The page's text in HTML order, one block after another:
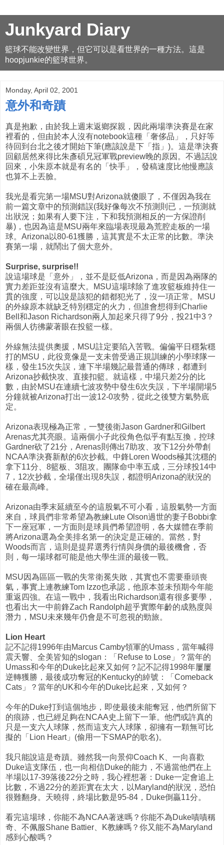
Junkyard Diary
籃球不能改變世界，但它可以是看世界的一種方法。這是
hoopjunkie的籃球世界。
Monday, April 02, 2001
意外和奇蹟
真是抱歉，由於我上週末返鄉探親，因此兩場準決賽是在家
裡看的，但由於本人沒有notebook這種「奢侈品」，只好等
待回到台北之後才開始下筆(應該說是下「指」)。這是準決賽
回顧居然來得比朱彥碩兄冠軍戰preview晚的原因。不過話說
回來，小朱原本就是有名的「快手」，發稿速度比他慢應該
也算不上丟臉。
我光是看完第一場MSU對Arizona就傻眼了，不僅因為我在
前一篇文章中的預測錯誤(我好像每次不預測則已，一預測就
出狀況；如果有人要下注，下和我預測相反的一方保證削
暴)，也因為這是MSU兩年來臨場表現最為荒腔走板的一場
球。Arizona以80-61獲勝，這其實是不太正常的比數。準決
賽第一場，就鬧出了個大意外。
Surprise, surprise!!
說這場球是「意外」，並不是貶低Arizona，而是因為兩隊的
實力差距並沒有這麼大。MSU這場球除了進攻籃板維持住一
貫的強度，可以說是該犯的錯都犯光了，沒一項正常。MSU
的外線原本就缺乏特別穩定的火力，但誰會想得到Charlie
Bell和Jason Richardson兩人加起來只得了9分，投21中3？
兩個人彷彿蒙著眼在投籃一樣。
外線無法提供奧援，MSU註定要陷入苦戰。偏偏平日穩紮穩
打的MSU，此役竟像是一支未曾受過正規訓練的小學球隊一
樣，發生15次失誤，連下半場幾記最普通的傳球，都遭到
Arizona抄截快攻、直接扣籃。就這樣，中場只差2分的比
數，由於MSU在連續七波攻勢中發生6次失誤，下半場開場5
分鐘就被Arizona打出一波12-0攻勢，從此之後雙方氣勢底
定。
Arizona表現極為正常，一雙後衛Jason Gardner和Gilbert
Arenas尤其亮眼。這兩個小子此役角色似乎有點互換，控球
Gardner砍了21分，Arenas則傳出7助攻、攻下12分外帶創
NCAA準決賽新猷的6次抄截。中鋒Loren Woods極其沈穩的
拿下11分、8籃板、3阻攻。團隊命中率五成，三分球投14中
7，12次抄截，全場僅出現8失誤，都證明Arizona的狀況的
確在最高峰。
Arizona由季末延續至今的這股氣不可小看，這股氣勢一方面
來自，球員們非常希望為教練Lute Olson過世的妻子Bobbi拿
下一座冠軍，一方面則是球員們希望證明，各大媒體在季前
將Arizona選為全美排名第一的決定是正確的。當然，對
Woods而言，這則是提昇選秀行情與身價的最後機會，否
則，每一場球都可能是他大學生涯的最後一戰。
MSU因為區區一戰的失常衛冕失敗，其實也不需要垂頭喪
氣，事實上連教練Tom Izzo也承認，他原本並未預期今年能
重返四強。在這一戰中，我看出Richardson還有很多要學，
也看出大一中前鋒Zach Randolph超乎實際年齡的成熟度與
潛力，MSU未來幾年仍會是不可忽視的勁旅。
Lion Heart
記不記得1996年由Marcus Camby領軍的Umass，當年喊得
震天響、全美皆知的slogan：「Refuse to Lose」？當年的
Umass和今年的Duke比起來又如何？記不記得1998年屢屢
逆轉獲勝，最後成功奪冠的Kentucky的綽號：「Comeback
Cats」？當年的UK和今年的Duke比起來，又如何？
今年的Duke打到這個地步，即使最後未能奪冠，他們所留下
的痕跡，也已經足夠在NCAA史上留下一筆。他們或許真的
只是一支六人球隊，然而這支六人球隊，卻擁有一顆無可比
擬的「Lion Heart」(偷用一下SMAP的歌名)。
我只能說這是奇蹟。雖然我一向景仰Coach K、一向喜歡
Duke這支隊伍，也一向相信Duke的能力，不過當他們在上
半場以17-39落後22分之時，我心裡想著：Duke一定會追上
比數，不過22分的差距實在太大，以Maryland的狀況，恐怕
很難翻身。天曉得，終場比數是95-84，Duke倒贏11分。
看完這場球，你能不為NCAA著迷嗎？你能不為Duke嘖嘖稱
奇、不佩服Shane Battier、K教練嗎？你又能不為Maryland
感到心酸嗎？